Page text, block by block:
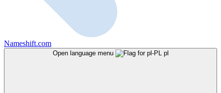
Nameshift.com
Open language menu pl